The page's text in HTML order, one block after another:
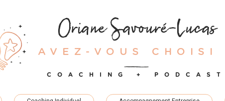
Oriane Savouré-Lucas
AVEZ-VOUS CHOISI
COACHING + PODCAST